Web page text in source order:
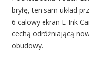
bryłę, ten sam układ
6 calowy ekran E-Ink
cechą odróżniającą
obudowy.